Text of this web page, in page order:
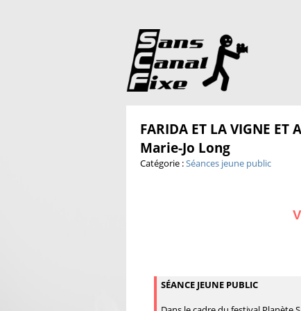
FARIDA ET LA VIGNE
Marie-Jo Long
Catégorie :Séances jeune public
SÉANCE JEUNE PUBLIC